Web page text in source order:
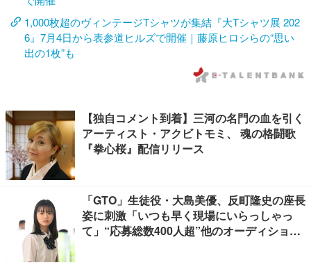
1,000枚超のヴィンテージTシャツが集結『大Tシャツ展 202
6』7月4日から表参道ヒルズで開催｜藤原ヒロシらの“思い
出の1枚”も
【独自コメント到着】三河の名門の血を引く
アーティスト・アクビトモミ、 魂の格闘歌
『拳心桜』配信リリース
「GTO」生徒役・大島美優、反町隆史の座長
姿に刺激「いつも早く現場にいらっしゃっ
て」“応募総数400人超”他のオーディション